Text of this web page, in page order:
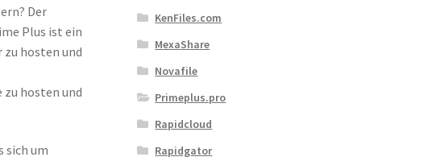
Der
Plus ist ein
hosten und
hosten und
sich um
KenFiles.com
MexaShare
Novafile
Primeplus.pro
Rapidcloud
Rapidgator